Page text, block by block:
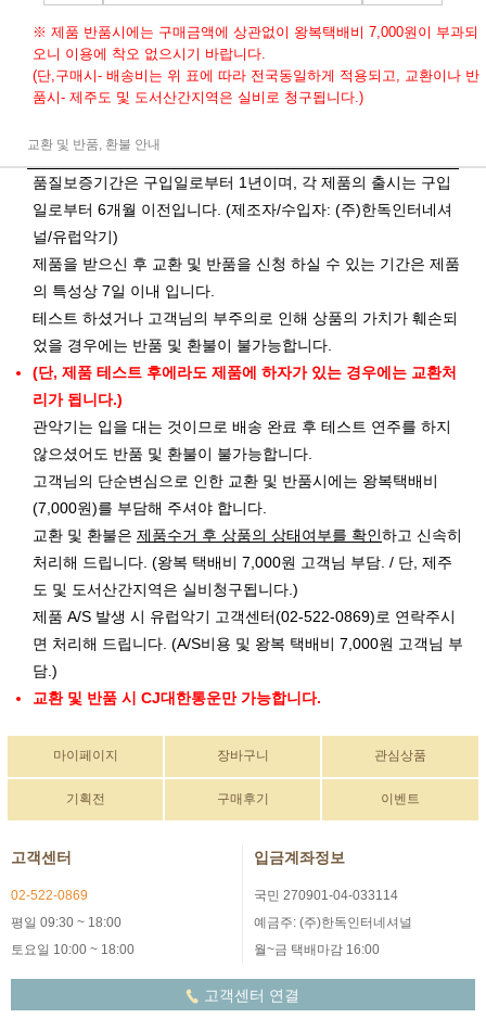
※ 제품 반품시에는 구매금액에 상관없이 왕복택배비 7,000원이 부과되
오니 이용에 착오 없으시기 바랍니다.
(단,구매시- 배송비는 위 표에 따라 전국동일하게 적용되고, 교환이나 반
품시- 제주도 및 도서산간지역은 실비로 청구됩니다.)
교환 및 반품, 환불 안내
품질보증기간은 구입일로부터 1년이며, 각 제품의 출시는 구입
일로부터 6개월 이전입니다. (제조자/수입자: (주)한독인터네셔
널/유럽악기)
제품을 받으신 후 교환 및 반품을 신청 하실 수 있는 기간은 제품
의 특성상 7일 이내 입니다.
테스트 하셨거나 고객님의 부주의로 인해 상품의 가치가 훼손되
었을 경우에는 반품 및 환불이 불가능합니다.
(단, 제품 테스트 후에라도 제품에 하자가 있는 경우에는 교환처
리가 됩니다.)
관악기는 입을 대는 것이므로 배송 완료 후 테스트 연주를 하지
않으셨어도 반품 및 환불이 불가능합니다.
고객님의 단순변심으로 인한 교환 및 반품시에는 왕복택배비
(7,000원)를 부담해 주셔야 합니다.
교환 및 환불은 제품수거 후 상품의 상태여부를 확인하고 신속히
처리해 드립니다. (왕복 택배비 7,000원 고객님 부담. / 단, 제주
도 및 도서산간지역은 실비청구됩니다.)
제품 A/S 발생 시 유럽악기 고객센터(02-522-0869)로 연락주시
면 처리해 드립니다. (A/S비용 및 왕복 택배비 7,000원 고객님 부
담.)
교환 및 반품 시 CJ대한통운만 가능합니다.
마이페이지 장바구니 관심상품
기획전 구매후기 이벤트
고객센터
02-522-0869
평일 09:30 ~ 18:00
토요일 10:00 ~ 18:00
입금계좌정보
국민 270901-04-033114
예금주: (주)한독인터네셔널
월~금 택배마감 16:00
고객센터 연결